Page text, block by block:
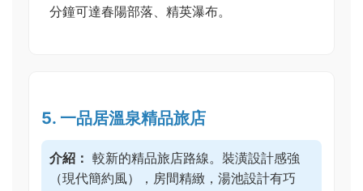
分鐘可達春陽部落、精英瀑布。
5. 一品居溫泉精品旅店
介紹： 較新的精品旅店路線。裝潢設計感強
（現代簡約風），房間精緻，湯池設計有巧